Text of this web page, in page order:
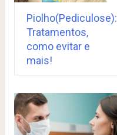
Piolho(Pediculose):
Tratamentos,
como evitar e
mais!